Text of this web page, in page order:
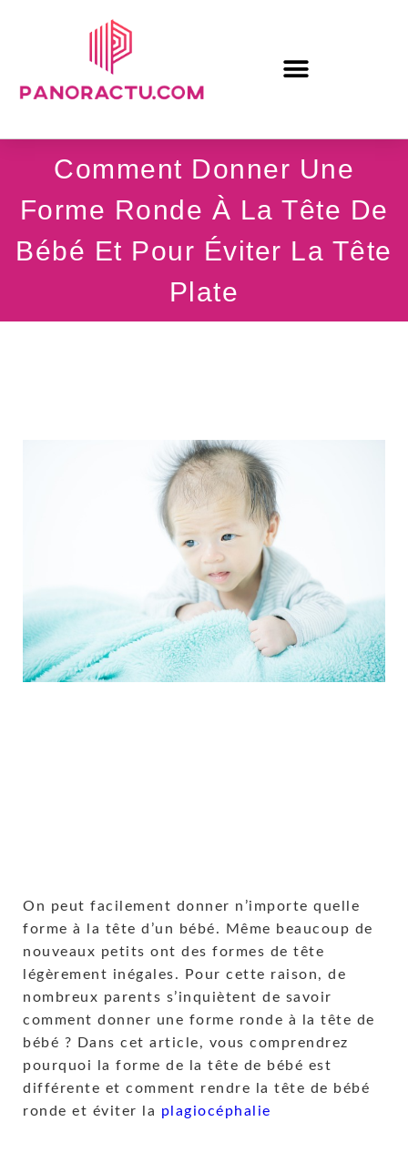
Comment Donner Une
Forme Ronde À La Tête De
Bébé Et Pour Éviter La Tête
Plate
On peut facilement donner n’importe quelle
forme à la tête d’un bébé. Même beaucoup de
nouveaux petits ont des formes de tête
légèrement inégales. Pour cette raison, de
nombreux parents s’inquiètent de savoir
comment donner une forme ronde à la tête de
bébé ? Dans cet article, vous comprendrez
pourquoi la forme de la tête de bébé est
différente et comment rendre la tête de bébé
ronde et éviter la plagiocéphalie